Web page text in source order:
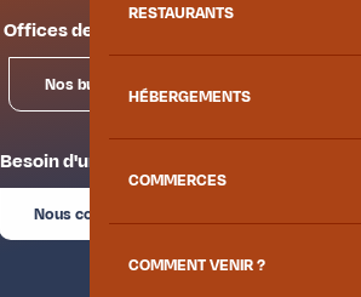
RESTAURANTS
HÉBERGEMENTS
COMMERCES
COMMENT VENIR ?
Offices de tourisme
Nos bureaux
Besoin d'un conseil ?
Nous contacter